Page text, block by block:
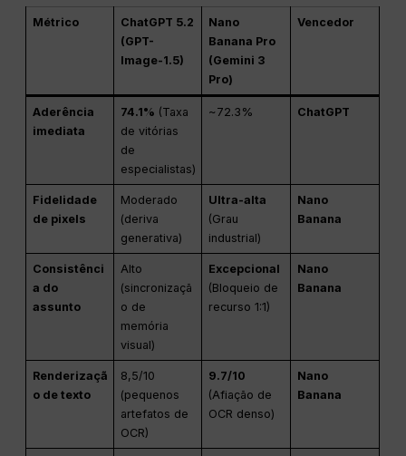
Métrico
ChatGPT 5.2
(GPT-
Image-1.5)
Nano
Banana Pro
(Gemini 3
Pro)
Vencedor
Aderência
imediata
74.1% (Taxa
de vitórias
de
especialistas)
~72.3% ChatGPT
Fidelidade
de pixels
Moderado
(deriva
generativa)
Ultra-alta
(Grau
industrial)
Nano
Banana
Consistênci
a do
assunto
Alto
(sincronizaçã
o de
memória
visual)
Excepcional
(Bloqueio de
recurso 1:1)
Nano
Banana
Renderizaçã
o de texto
8,5/10
(pequenos
artefatos de
OCR)
9.7/10
(Afiação de
OCR denso)
Nano
Banana